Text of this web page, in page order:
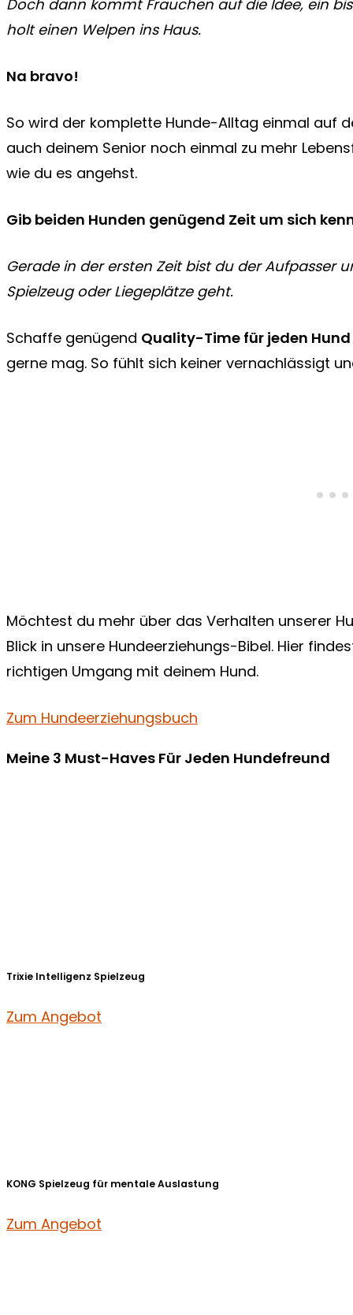
Doch dann kommt Frauchen auf die Idee, ein
holt einen Welpen ins Haus.
Na bravo!
So wird der komplette Hunde-Alltag einmal auf
auch deinem Senior noch einmal zu mehr
wie du es angehst.
Gib beiden Hunden genügend Zeit um sich
Gerade in der ersten Zeit bist du der Aufpasser
Spielzeug oder Liegeplätze geht.
Schaffe genügend Quality-Time für jeden Hund
gerne mag. So fühlt sich keiner vernachlässigt
Möchtest du mehr über das Verhalten unserer
Blick in unsere Hundeerziehungs-Bibel. Hier
richtigen Umgang mit deinem Hund.
Zum Hundeerziehungsbuch
Meine 3 Must-Haves Für Jeden Hundefreund​
Trixie Intelligenz Spielzeug
Zum Angebot
KONG Spielzeug für mentale Auslastung
Zum Angebot